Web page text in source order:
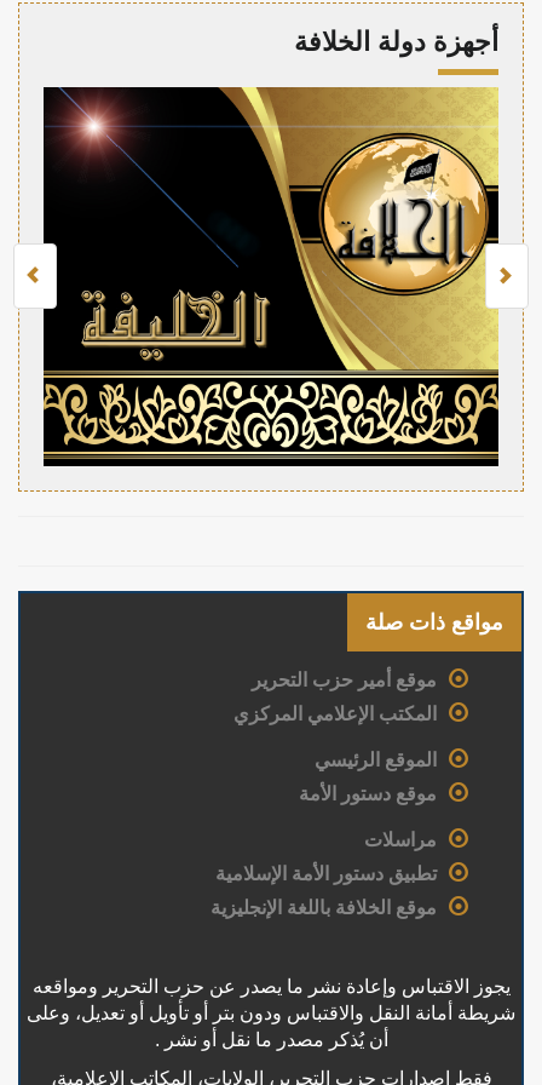
أجهزة دولة الخلافة
مواقع ذات صلة
موقع أمير حزب التحرير
المكتب الإعلامي المركزي
الموقع الرئيسي
موقع دستور الأمة
مراسلات
تطبيق دستور الأمة الإسلامية
موقع الخلافة باللغة الإنجليزية
يجوز الاقتباس وإعادة نشر ما يصدر عن حزب التحرير ومواقعه
شريطة أمانة النقل والاقتباس ودون بتر أو تأويل أو تعديل، وعلى
أن يُذكر مصدر ما نقل أو نشر .
فقط إصدارات حزب التحرير، الولايات، المكاتب الإعلامية،